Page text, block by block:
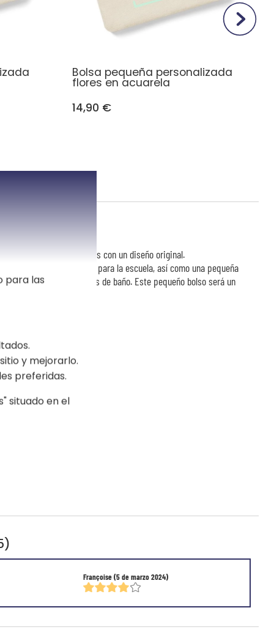
Bolsa pequeña personalizada
flores en acuarela
14,90 €
de acuerdo a tus deseos con un diseño original.
y otros accesorios para la escuela, así como una pequeña
maquillaje o accesorios de baño. Este pequeño bolso será un
Navidad ...
Françoise(5 de marzo 2024)
para las
y mejorarlo.
preferidas.
situado en el